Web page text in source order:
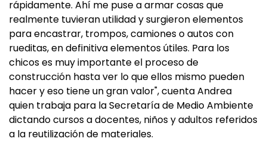
rápidamente. Ahí me puse a armar cosas que
realmente tuvieran utilidad y surgieron elementos
para encastrar, trompos, camiones o autos con
rueditas, en definitiva elementos útiles. Para los
chicos es muy importante el proceso de
construcción hasta ver lo que ellos mismo pueden
hacer y eso tiene un gran valor", cuenta Andrea
quien trabaja para la Secretaría de Medio Ambiente
dictando cursos a docentes, niños y adultos referidos
a la reutilización de materiales.